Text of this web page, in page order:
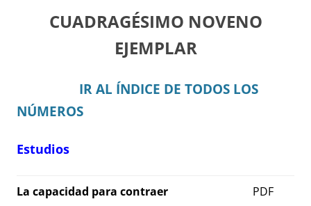
CUADRAGÉSIMO NOVENO
EJEMPLAR
IR AL ÍNDICE DE TODOS LOS
NÚMEROS
Estudios
La capacidad para contraer
PDF